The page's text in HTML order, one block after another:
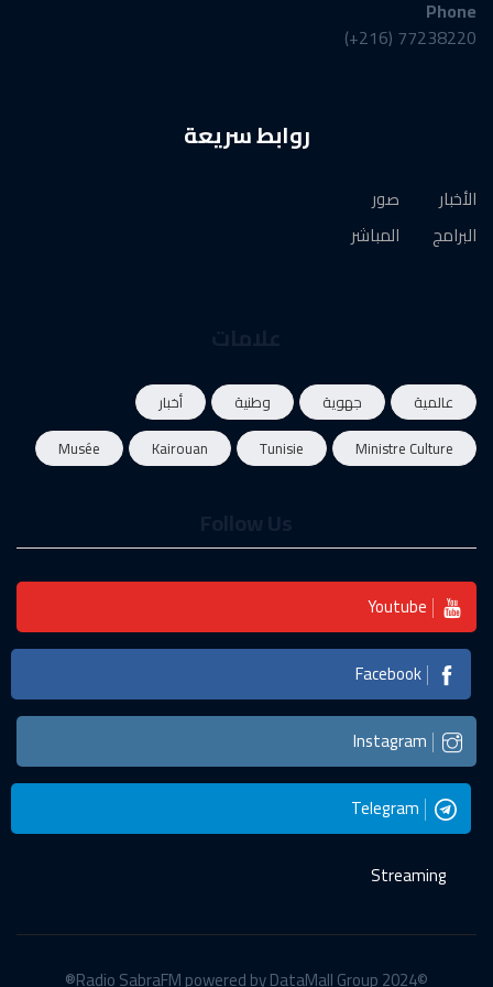
Phone
77238220 (216+)
روابط سريعة
الأخبار
البرامج
صور
المباشر
عالمية جهوية وطنية
أخبار
Ministre Culture
Tunisie
Kairouan
Musée
Youtube
Facebook
Instagram
Telegram
Streaming
©2024 Radio SabraFM powered by DataMall Group®